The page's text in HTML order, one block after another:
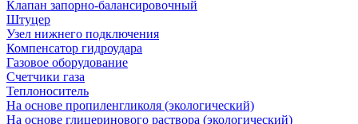
Клапан запорно-балансировочный
Штуцер
Узел нижнего подключения
Компенсатор гидроудара
Газовое оборудование
Счетчики газа
Теплоноситель
На основе пропиленгликоля (экологический)
На основе глицеринового раствора (экологический)